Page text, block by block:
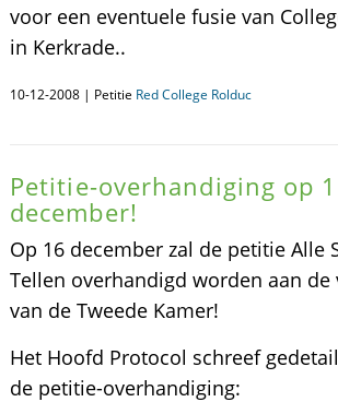
voor een eventuele fusie van
in Kerkrade..
10-12-2008 | Petitie Red College Rolduc
Petitie-overhandiging op
december!
Op 16 december zal de petitie Alle
Tellen overhandigd worden aan de
van de Tweede Kamer!
Het Hoofd Protocol schreef
de petitie-overhandiging: